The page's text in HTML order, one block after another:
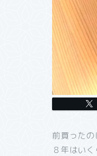
前買った
８年はい